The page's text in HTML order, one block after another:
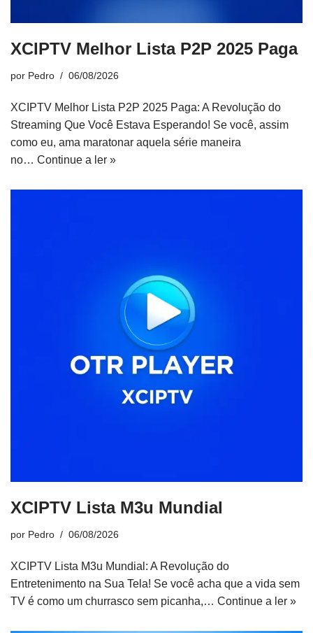
XCIPTV Melhor Lista P2P 2025 Paga
por Pedro 06/08/2026
XCIPTV Melhor Lista P2P 2025 Paga: A Revolução do
Streaming Que Você Estava Esperando! Se você, assim
como eu, ama maratonar aquela série maneira
no… Continue a ler »
XCIPTV Lista M3u Mundial
por Pedro 06/08/2026
XCIPTV Lista M3u Mundial: A Revolução do
Entretenimento na Sua Tela! Se você acha que a vida sem
TV é como um churrasco sem picanha,… Continue a ler »